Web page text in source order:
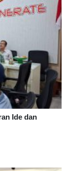
Ide dan